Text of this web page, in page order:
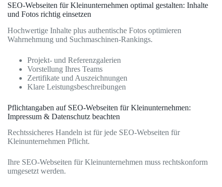
SEO-Webseiten für Kleinunternehmen optimal gestalten: Inhalte
und Fotos richtig einsetzen
Hochwertige Inhalte plus authentische Fotos optimieren
Wahrnehmung und Suchmaschinen-Rankings.
Projekt- und Referenzgalerien
Vorstellung Ihres Teams
Zertifikate und Auszeichnungen
Klare Leistungsbeschreibungen
Pflichtangaben auf SEO-Webseiten für Kleinunternehmen:
Impressum & Datenschutz beachten
Rechtssicheres Handeln ist für jede SEO-Webseiten für
Kleinunternehmen Pflicht.
Ihre SEO-Webseiten für Kleinunternehmen muss rechtskonform
umgesetzt werden.